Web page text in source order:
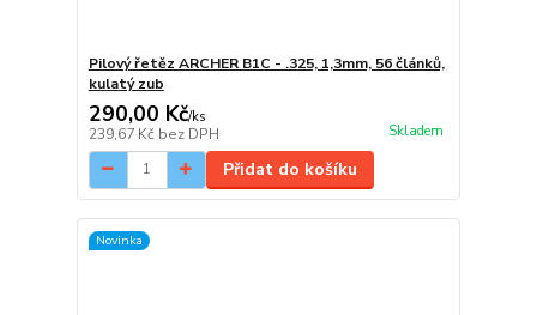
Pilový řetěz ARCHER B1C - .325, 1,3mm, 56 článků,
kulatý zub
290,00 Kč/ks
239,67 Kč bez DPH Skladem
Přidat do košíku
Novinka